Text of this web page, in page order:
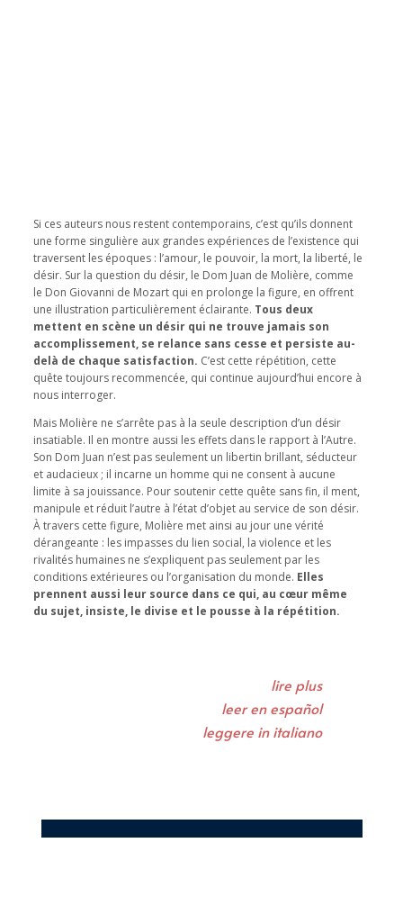
Si ces auteurs nous restent contemporains, c’est qu’ils donnent
une forme singulière aux grandes expériences de l’existence qui
traversent les époques : l’amour, le pouvoir, la mort, la liberté, le
désir. Sur la question du désir, le Dom Juan de Molière, comme
le Don Giovanni de Mozart qui en prolonge la figure, en offrent
une illustration particulièrement éclairante. Tous deux
mettent en scène un désir qui ne trouve jamais son
accomplissement, se relance sans cesse et persiste au-
delà de chaque satisfaction. C’est cette répétition, cette
quête toujours recommencée, qui continue aujourd’hui encore à
nous interroger.
Mais Molière ne s’arrête pas à la seule description d’un désir
insatiable. Il en montre aussi les effets dans le rapport à l’Autre.
Son Dom Juan n’est pas seulement un libertin brillant, séducteur
et audacieux ; il incarne un homme qui ne consent à aucune
limite à sa jouissance. Pour soutenir cette quête sans fin, il ment,
manipule et réduit l’autre à l’état d’objet au service de son désir.
À travers cette figure, Molière met ainsi au jour une vérité
dérangeante : les impasses du lien social, la violence et les
rivalités humaines ne s’expliquent pas seulement par les
conditions extérieures ou l’organisation du monde. Elles
prennent aussi leur source dans ce qui, au cœur même
du sujet, insiste, le divise et le pousse à la répétition.
lire plus
leer en español
leggere in italiano